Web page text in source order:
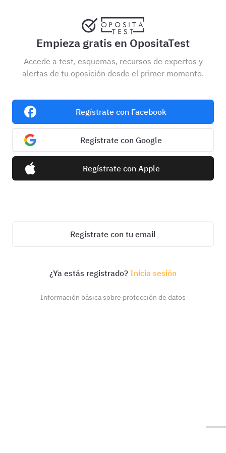
Empieza gratis en OpositaTest
Accede a test, esquemas, recursos de expertos y
alertas de tu oposición desde el primer momento.
Regístrate con Facebook
Regístrate con Google
Regístrate con Apple
Regístrate con tu email
¿Ya estás registrado? Inicia sesión
Información básica sobre protección de datos